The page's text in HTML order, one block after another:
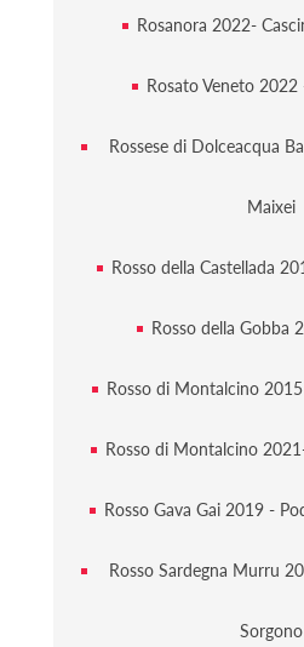
Rosanora 2022-
Rosato Veneto
Rossese di Dolceacqua
Maixei
Rosso della Castellada
Rosso della Gobba
Rosso di Montalcino
Rosso di Montalcino
Rosso Gava Gai 2019 -
Rosso Sardegna Murru
Sorgono